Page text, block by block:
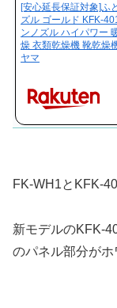
[安心延長保証対象]ふ
ズル ゴールド KFK-
ンノズル ハイパワー
燥 衣類乾燥機 靴乾燥
ヤマ
FK-WH1とKFK-
新モデルのKFK-
のパネル部分がホ